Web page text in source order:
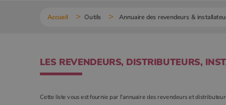
Accueil Outils Annuaire des revendeurs &
LES REVENDEURS, DISTRIBUTEURS,
Cette liste vous est fournie par l'annuaire des revendeurs et